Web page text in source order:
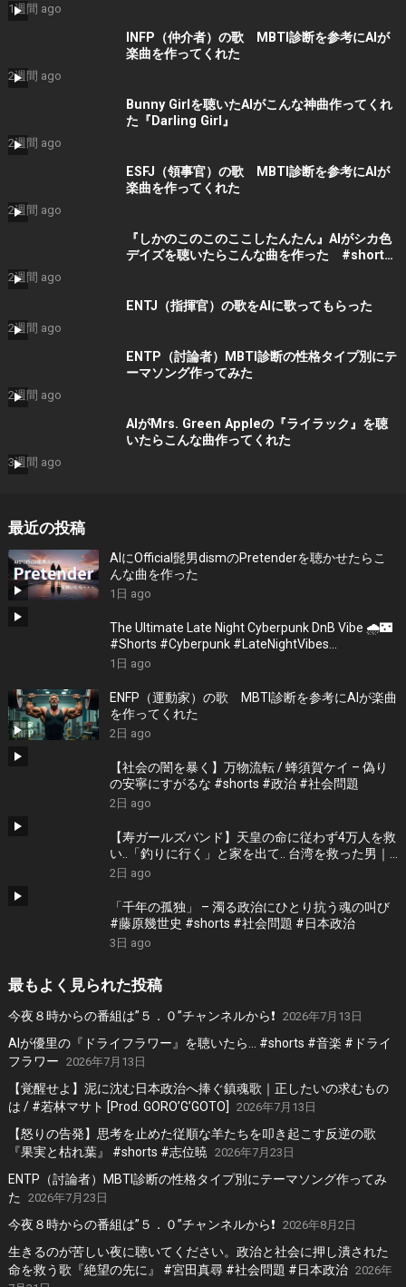
1週間 ago
INFP（仲介者）の歌 MBTI診断を参考にAIが
楽曲を作ってくれた
2週間 ago
Bunny Girlを聴いたAIがこんな神曲作ってくれ
た『Darling Girl』
2週間 ago
ESFJ（領事官）の歌 MBTI診断を参考にAIが
楽曲を作ってくれた
2週間 ago
『しかのこのこのここしたんたん』AIがシカ色
デイズを聴いたらこんな曲を作った #shorts
2週間 ago
ENTJ（指揮官）の歌をAIに歌ってもらった
2週間 ago
ENTP（討論者）MBTI診断の性格タイプ別にテ
ーマソング作ってみた
2週間 ago
AIがMrs. Green Appleの『ライラック』を聴
いたらこんな曲作ってくれた
3週間 ago
最近の投稿
AIにOfficial髭男dismのPretenderを聴かせたらこ
んな曲を作った
1日 ago
The Ultimate Late Night Cyberpunk DnB Vibe 🌧️🌃
#Shorts #Cyberpunk #LateNightVibes
#ElectronicMusic
1日 ago
ENFP（運動家）の歌 MBTI診断を参考にAIが楽曲
を作ってくれた
2日 ago
【社会の闇を暴く】万物流転 / 蜂須賀ケイ – 偽り
の安寧にすがるな #shorts #政治 #社会問題
2日 ago
【寿ガールズバンド】天皇の命に従わず4万人を救
い..「釣りに行く」と家を出て.. 台湾を救った男｜
根本博『名もなき勝利』 by 寿STUDIO
2日 ago
「千年の孤独」 – 濁る政治にひとり抗う魂の叫び
#藤原幾世史 #shorts #社会問題 #日本政治
3日 ago
最もよく見られた投稿
今夜８時からの番組は”５．０”チャンネルから❗️ 2026年7月13日
AIが優里の『ドライフラワー』を聴いたら… #shorts #音楽 #ドライ
フラワー 2026年7月13日
【覚醒せよ】泥に沈む日本政治へ捧ぐ鎮魂歌｜正したいの求むもの
は / #若林マサト [Prod. GORO’G’GOTO]
2026年7月13日
【怒りの告発】思考を止めた従順な羊たちを叩き起こす反逆の歌
『果実と枯れ葉』 #shorts #志位暁 2026年7月23日
ENTP（討論者）MBTI診断の性格タイプ別にテーマソング作ってみ
た
2026年7月23日
今夜８時からの番組は”５．０”チャンネルから❗️ 2026年8月2日
生きるのが苦しい夜に聴いてください。政治と社会に押し潰された
命を救う歌『絶望の先に』 #宮田真尋 #社会問題 #日本政治 2026年